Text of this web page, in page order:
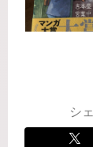
シ